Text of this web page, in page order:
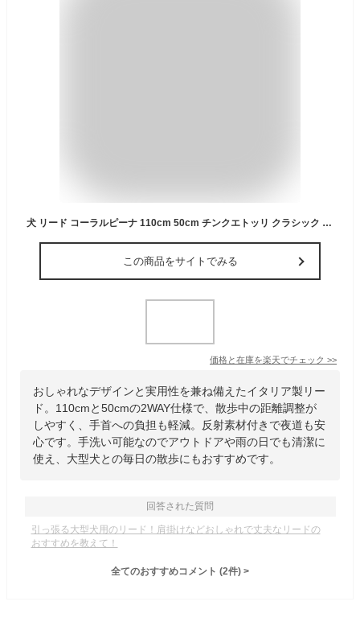
犬 リード コーラルピーナ 110cm 50cm チンクエトッリ クラシック パワーミックス 小型犬 中型犬 大型犬 おしゃれ オシャレ お洒落 かわいい かっこいい 人気 反射 軽い Cinquetorri 引っ張り防止 手首の負担が少ない イタリア製 ブランド 冬 リード 散歩 手洗い可能
この商品をサイトでみる
価格と在庫を楽天でチェック >>
おしゃれなデザインと実用性を兼ね備えたイタリア製リー
ド。110cmと50cmの2WAY仕様で、散歩中の距離調整が
しやすく、手首への負担も軽減。反射素材付きで夜道も安
心です。手洗い可能なのでアウトドアや雨の日でも清潔に
使え、大型犬との毎日の散歩にもおすすめです。
回答された質問
引っ張る大型犬用のリード！肩掛けなどおしゃれで丈夫なリードの
おすすめを教えて！
全てのおすすめコメント (2件) >